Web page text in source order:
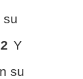
su
Y
su